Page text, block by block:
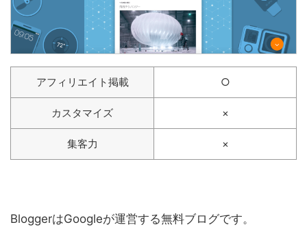
アフィリエイト掲載 ○
カスタマイズ ×
集客力 ×
BloggerはGoogleが運営する無料ブログです。